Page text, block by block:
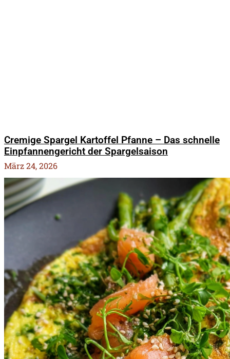
Cremige Spargel Kartoffel Pfanne – Das schnelle
Einpfannengericht der Spargelsaison
März 24, 2026